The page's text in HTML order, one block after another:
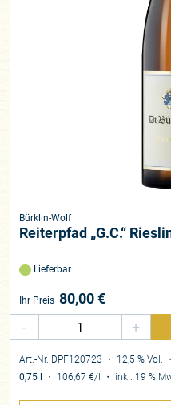
Bürklin-Wolf
Reiterpfad „G.C.“
Lieferbar
Ihr Preis 80,00€
-
+
Art.-Nr. DPF120723 ・ 12,5 % Vol.
0,75 l
・ 106,67 €/l ・ inkl. 19 %